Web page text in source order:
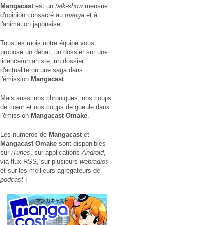
Mangacastest un talk-showmensuel
d'opinion consacré au manga et à
l'animation japonaise.
Tous les mois notre équipe vous
propose un débat, un dossier sur une
licence/un artiste, un dossier
d'actualité ou une saga dans
l'émission Mangacast.
Mais aussi nos chroniques, nos coups
de cœur et nos coups de gueule dans
l'émission Mangacast Omake.
Les numéros de Mangacastet
Mangacast Omake sont disponibles
sur iTunes, sur applicationsAndroid,
via flux RSS, sur plusieurs webradios
et sur les meilleurs agrégateurs de
podcast !